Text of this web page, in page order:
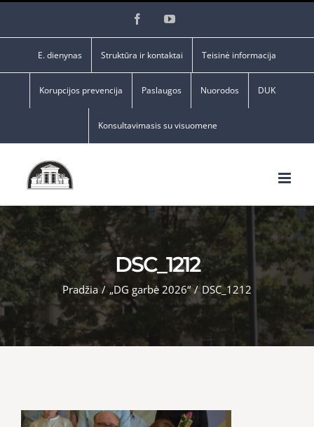
FacebookYouTube
E. dienynas Struktūra ir kontaktai Teisinė informacija
Korupcijos prevencija Paslaugos Nuorodos DUK
Konsultavimasis su visuomene
DSC_1212
Pradžia / „DG garbė 2026“ / DSC_1212